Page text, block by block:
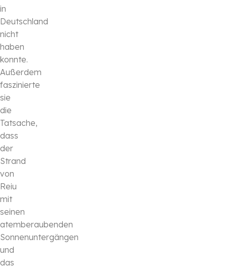
in
Deutschland
nicht
haben
konnte.
Außerdem
faszinierte
sie
die
Tatsache,
dass
der
Strand
von
Reiu
mit
seinen
atemberaubenden
Sonnenuntergängen
und
das